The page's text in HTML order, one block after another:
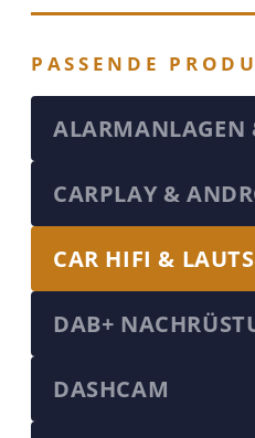
PASSENDE
ALARMANLAGEN
CARPLAY &
CAR HIFI &
DAB+
DASHCAM